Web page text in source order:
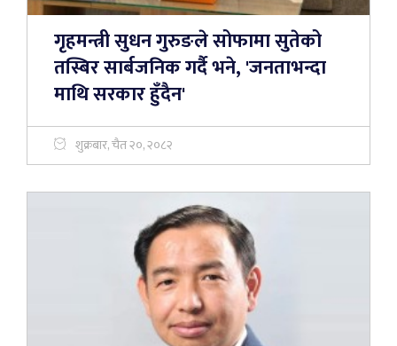
गृहमन्त्री सुधन गुरुङले सोफामा सुतेको
तस्बिर सार्बजनिक गर्दै भने, 'जनताभन्दा
माथि सरकार हुँदैन'
शुक्रबार, चैत २०, २०८२